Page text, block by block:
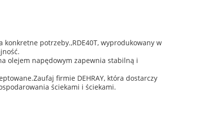
konkretne potrzeby.,RDE40T, wyprodukowany w
olejem napędowym zapewnia stabilną i
firmie DEHRAY, która dostarczy
ściekami i ściekami.